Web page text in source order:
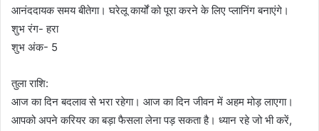
आनंददायक समय बीतेगा। घरेलू कार्यों को पूरा करने के लिए प्लानिंग बनाएंगे।
शुभ रंग- हरा
शुभ अंक- 5
तुला राशि:
आज का दिन बदलाव से भरा रहेगा। आज का दिन जीवन में अहम मोड़ लाएगा।
आपको अपने करियर का बड़ा फैसला लेना पड़ सकता है। ध्यान रहे जो भी करें,